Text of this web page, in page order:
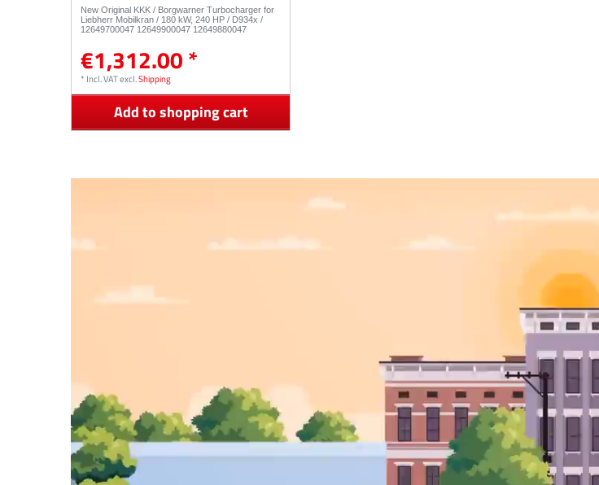
New Original KKK / Borgwarner Turbocharger for
Liebherr Mobilkran / 180 kW, 240 HP / D934x /
12649700047 12649900047 12649880047
€1,312.00 *
* Incl. VATexcl.Shipping
Add to shopping cart